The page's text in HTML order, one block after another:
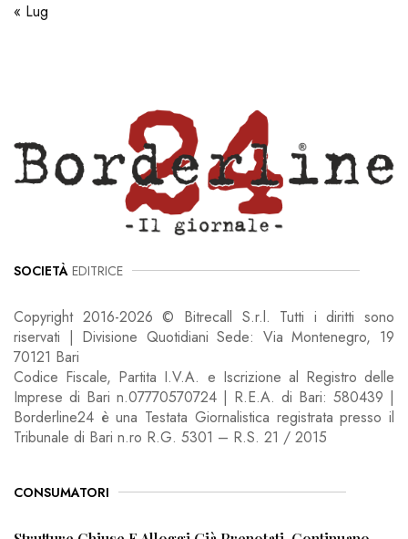
« Lug
SOCIETÀ EDITRICE
Copyright 2016-2026 © Bitrecall S.r.l. Tutti i diritti sono
riservati | Divisione Quotidiani Sede: Via Montenegro, 19
70121 Bari
Codice Fiscale, Partita I.V.A. e Iscrizione al Registro delle
Imprese di Bari n.07770570724 | R.E.A. di Bari: 580439 |
Borderline24 è una Testata Giornalistica registrata presso il
Tribunale di Bari n.ro R.G. 5301 – R.S. 21 / 2015
CONSUMATORI